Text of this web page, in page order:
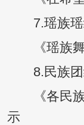
7.瑶族瑶
《瑶族舞
8.民族团
《各民族
示